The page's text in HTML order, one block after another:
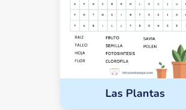
Las Plantas